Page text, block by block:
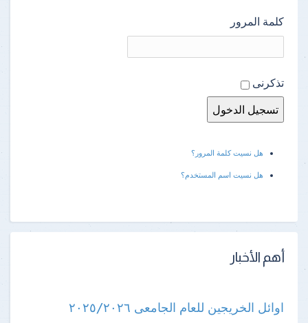
كلمة المرور
تذكرنى
هل نسيت كلمة المرور؟
هل نسيت اسم المستخدم؟
أهم الأخبار
اوائل الخريجين للعام الجامعى ٢٠٢٥/٢٠٢٦